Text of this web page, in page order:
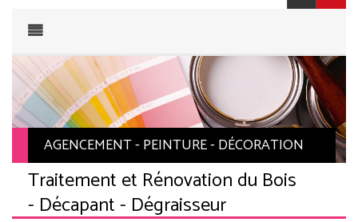
AGENCEMENT - PEINTURE - DÉCORATION
Traitement et Rénovation du Bois
- Décapant - Dégraisseur